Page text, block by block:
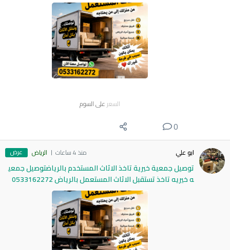
السعر على السوم
0
ابو علي منذ 4 ساعات الرياض عرض
توصيل جمعية خيرية تاخذ الاثاث المستخدم بالرياضتوصيل جمعي
ه خيريه تاخذ تستقبل الاثاث المستعمل بالرياض 0533162272